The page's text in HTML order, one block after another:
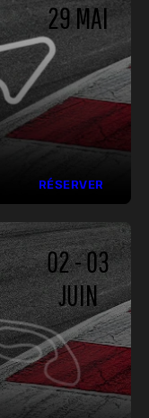
29 MAI
RÉSERVER
02 - 03
JUIN